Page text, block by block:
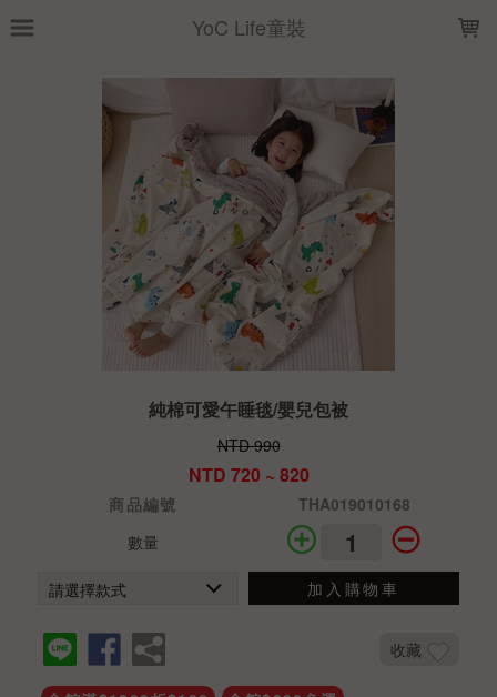
YoC Life童裝
純棉可愛午睡毯/嬰兒包被
NTD 990
NTD 720 ~ 820
商品編號
THA019010168
數量
加入購物車
收藏